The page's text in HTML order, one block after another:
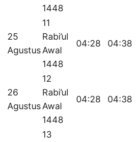
1448
25
Agustus
11
Rabi’ul
Awal
1448
04:28 04:38
26
Agustus
12
Rabi’ul
Awal
1448
04:28 04:38
13